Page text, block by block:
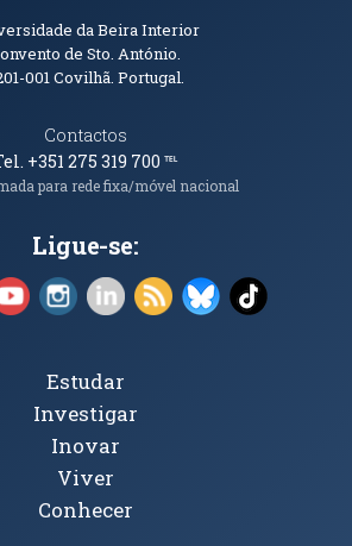
de Contacto
da Beira Interior
de Sto. António.
001Covilhã. Portugal.
Contactos
+351 275 319 700℡
para rede fixa/móvel nacional
Ligue-se:
(abre em nova janela)
em nova janela)
YouTube (abre em nova janela)
Instagram (abre em nova janela)
LinkedIn (abre em nova
RSS (abre em nova
Bluesky (abre
TikTok
Estudar
Investigar
Inovar
Viver
Conhecer